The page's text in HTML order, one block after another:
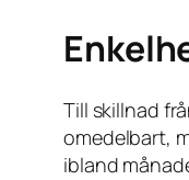
Till skillnad
omedelbart,
ibland